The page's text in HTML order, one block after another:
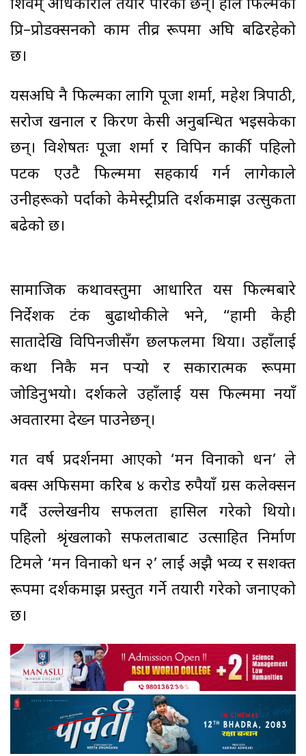
शिवम् अधिकारीले तयार पारेका छन्। हाल फिल्मको
प्रि–प्रोडक्सनको काम तीव्र रूपमा अघि बढिरहेको
छ।
यसअघि नै फिल्मका लागि पूजा शर्मा, महेश त्रिपाठी,
सरोज खनाल र किरण केसी अनुबन्धित भइसकेका
छन्। विशेषतः पूजा शर्मा र विपिन कार्की पहिलो
पटक एउटै फिल्ममा सहकार्य गर्न लागेकाले
उनीहरूको पर्दाको केमेस्ट्रीप्रति दर्शकमाझ उत्सुकता
बढेको छ।
सामाजिक कथावस्तुमा आधारित यस फिल्मबारे
निर्देशक टंक बुढाथोकीले भने, “हामी केही
सातादेखि विपिनजीसँग छलफलमा थियौं। उहाँलाई
कथा निकै मन पर्‍यो र सकारात्मक रूपमा
जोडिनुभयो। दर्शकले उहाँलाई यस फिल्ममा नयाँ
अवतारमा देख्न पाउनेछन्।
गत वर्ष प्रदर्शनमा आएको ‘मन विनाको धन’ ले
बक्स अफिसमा करिब ४ करोड रुपैयाँ ग्रस कलेक्सन
गर्दै उल्लेखनीय सफलता हासिल गरेको थियो।
पहिलो श्रृंखलाको सफलताबाट उत्साहित निर्माण
टिमले ‘मन विनाको धन २’ लाई अझै भव्य र सशक्त
रूपमा दर्शकमाझ प्रस्तुत गर्ने तयारी गरेको जनाएको
छ।